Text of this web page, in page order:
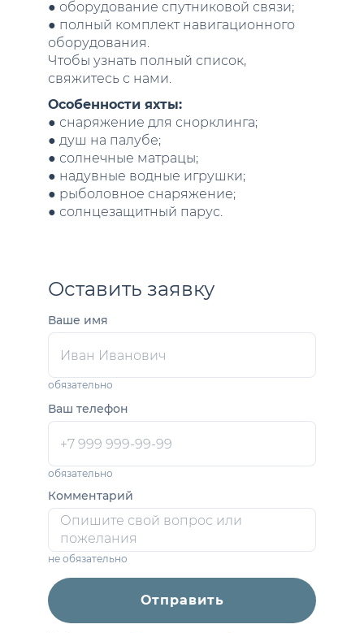
● оборудование спутниковой связи;
● полный комплект навигационного
оборудования.
Чтобы узнать полный список,
свяжитесь с нами.
Особенности яхты:
● снаряжение для снорклинга;
● душ на палубе;
● солнечные матрацы;
● надувные водные игрушки;
● рыболовное снаряжение;
● солнцезащитный парус.
Оставить заявку
Ваше имя
обязательно
Ваш телефон
обязательно
Комментарий
не обязательно
Отправить